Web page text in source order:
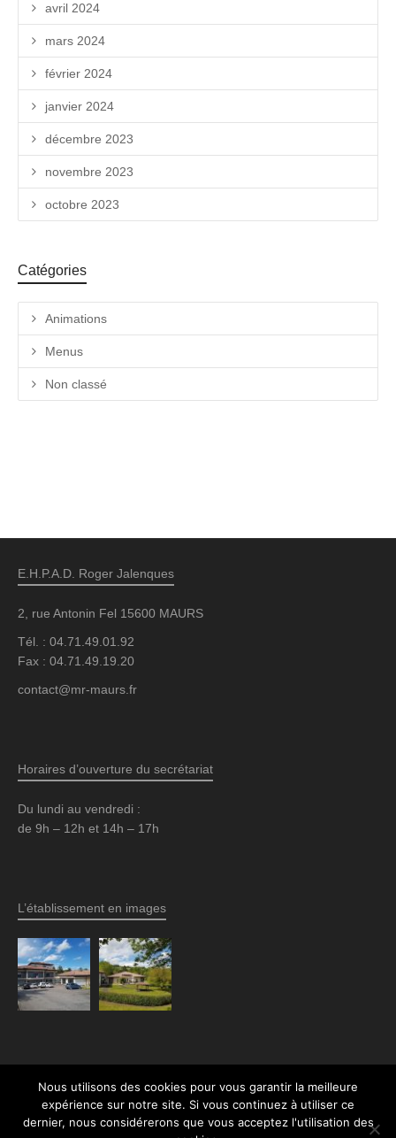
avril 2024
mars 2024
février 2024
janvier 2024
décembre 2023
novembre 2023
octobre 2023
Catégories
Animations
Menus
Non classé
E.H.P.A.D. Roger Jalenques
2, rue Antonin Fel 15600 MAURS
Tél. : 04.71.49.01.92
Fax : 04.71.49.19.20
contact@mr-maurs.fr
Horaires d’ouverture du secrétariat
Du lundi au vendredi :
de 9h – 12h et 14h – 17h
L’établissement en images
© 2026 EHPAD Roger Jalenques (Maurs, Cantal) · Tous droits réservés · Mentions
légales ·Politique de confidentalité· Par l'Agence Z'·
Nous utilisons des cookies pour vous garantir la meilleure
expérience sur notre site. Si vous continuez à utiliser ce
dernier, nous considérerons que vous acceptez l'utilisation des